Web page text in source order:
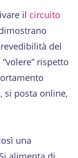
il circuito
del
rispetto
si posta online,
una